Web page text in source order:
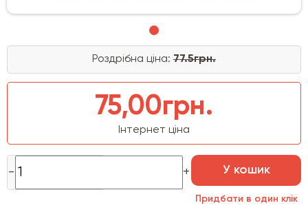
Роздрібна ціна: 77.5грн.
75,00грн.
Інтернет ціна
У кошик
Придбати в один клік